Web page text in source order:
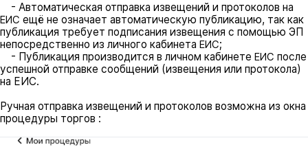
- Автоматическая отправка извещений и протоколов на
ЕИС ещё не означает автоматическую публикацию, так как
публикация требует подписания извещения с помощью ЭП
непосредственно из личного кабинета ЕИС;
- Публикация производится в личном кабинете ЕИС после
успешной отправке сообщений (извещения или протокола)
на ЕИС.
Ручная отправка извещений и протоколов возможна из окна
процедуры торгов :